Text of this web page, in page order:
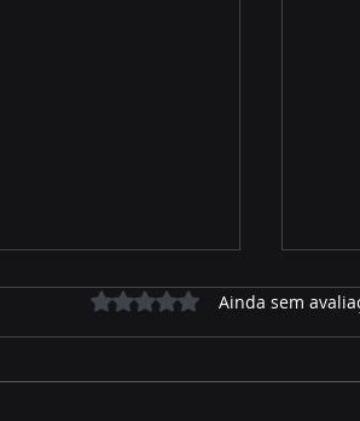
Avaliado com 0 de 5 estrelas.
Ainda sem